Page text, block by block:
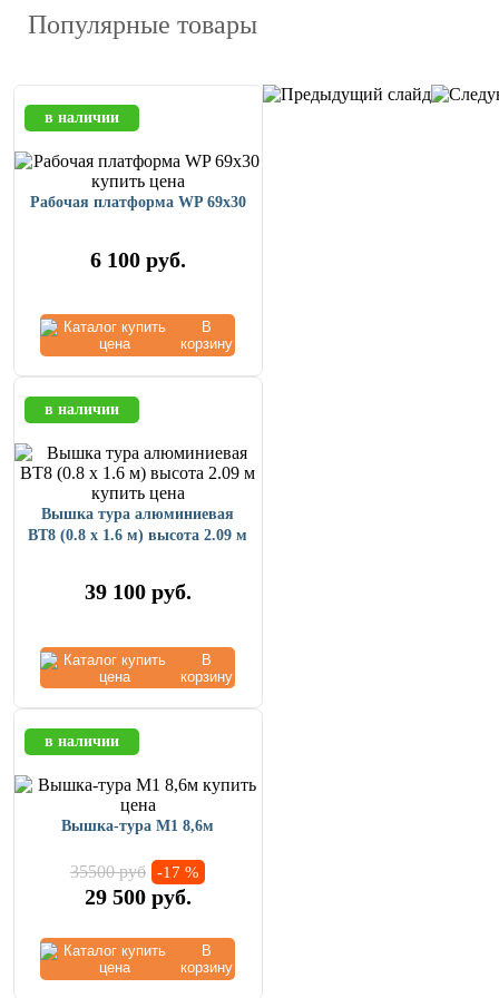
Популярные товары
в наличии
Рабочая платформа WP 69x30
6 100 руб.
В
корзину
в наличии
Вышка тура алюминиевая
ВТ8 (0.8 х 1.6 м) высота 2.09 м
39 100 руб.
В
корзину
в наличии
Вышка-тура М1 8,6м
35500 руб -17 %
29 500 руб.
В
корзину